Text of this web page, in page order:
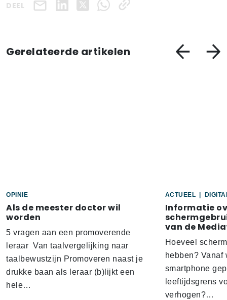
DEEL
Gerelateerde artikelen
OPINIE
Als de meester doctor wil
worden
5 vragen aan een promoverende
leraar Van taalvergelijking naar
taalbewustzijn Promoveren naast je
drukke baan als leraar (b)lijkt een
hele…
ACTUEEL
Informatie
van de
Hoeveel
hebben?
smartphone
leeftijdsgrens
verhogen?…